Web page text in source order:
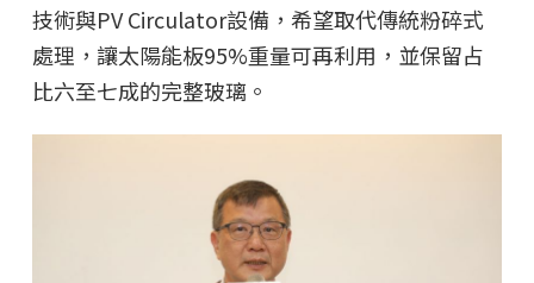
技術與PV Circulator設備，希望取代傳統粉碎式
處理，讓太陽能板95%重量可再利用，並保留占
比六至七成的完整玻璃。